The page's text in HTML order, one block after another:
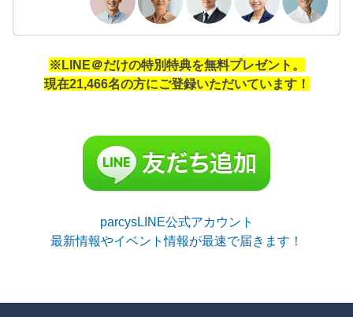
※LINE＠だけの特別特典を無料プレゼント。
現在21,466名の方にご登録いただいています！
parcysLINE公式アカウント
最新情報やイベント情報が最速で届きます！